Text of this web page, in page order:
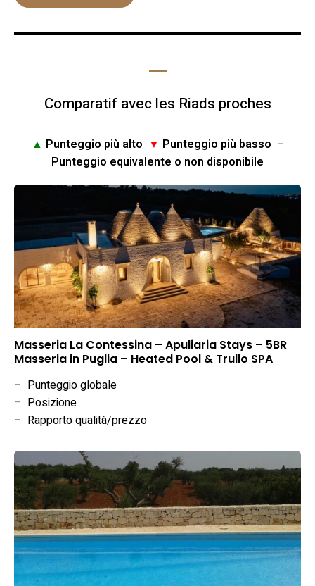
Comparatif avec les Riads proches
▲ Punteggio più alto ▼ Punteggio più basso –
Punteggio equivalente o non disponibile
Masseria La Contessina – Apuliaria Stays – 5BR
Masseria in Puglia – Heated Pool & Trullo SPA
– Punteggio globale
– Posizione
– Rapporto qualità/prezzo